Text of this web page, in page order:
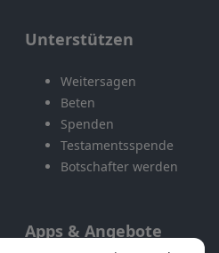
Unterstützen
Weitersagen
Beten
Spenden
Testamentsspende
Botschafter werden
Apps & Angebote